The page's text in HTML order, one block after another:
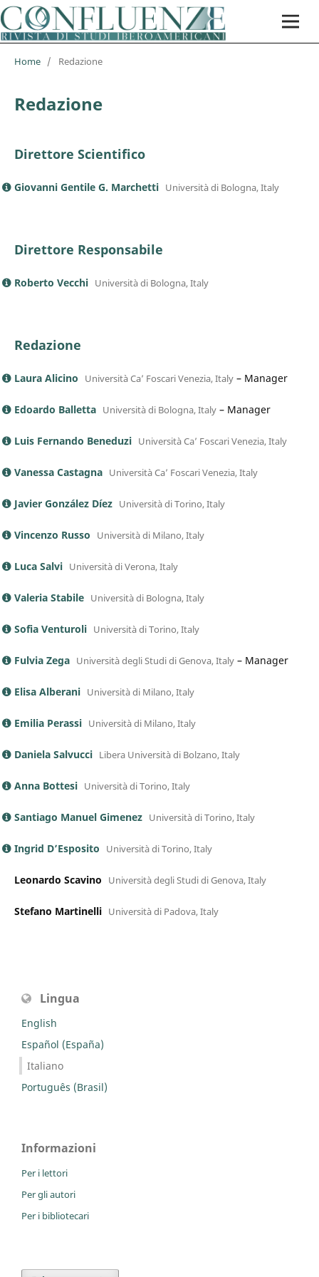
Home / Redazione
Redazione
Direttore Scientifico
Giovanni Gentile G. Marchetti Università di Bologna, Italy
Direttore Responsabile
Roberto Vecchi Università di Bologna, Italy
Redazione
Laura Alicino Università Ca’ Foscari Venezia, Italy– Manager
Edoardo Balletta Università di Bologna, Italy– Manager
Luis Fernando Beneduzi Università Ca’ Foscari Venezia, Italy
Vanessa Castagna Università Ca’ Foscari Venezia, Italy
Javier González Díez Università di Torino, Italy
Vincenzo Russo Università di Milano, Italy
Luca Salvi Università di Verona, Italy
Valeria Stabile Università di Bologna, Italy
Sofia Venturoli Università di Torino, Italy
Fulvia Zega Università degli Studi di Genova, Italy– Manager
Elisa Alberani Università di Milano, Italy
Emilia Perassi Università di Milano, Italy
Daniela Salvucci Libera Università di Bolzano, Italy
Anna Bottesi Università di Torino, Italy
Santiago Manuel Gimenez Università di Torino, Italy
Ingrid D’Esposito Università di Torino, Italy
Leonardo Scavino Università degli Studi di Genova, Italy
Stefano Martinelli Università di Padova, Italy
Lingua
English
Español (España)
Italiano
Português (Brasil)
Informazioni
Per i lettori
Per gli autori
Per i bibliotecari